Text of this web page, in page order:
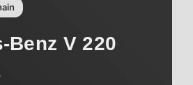
Benz V 220